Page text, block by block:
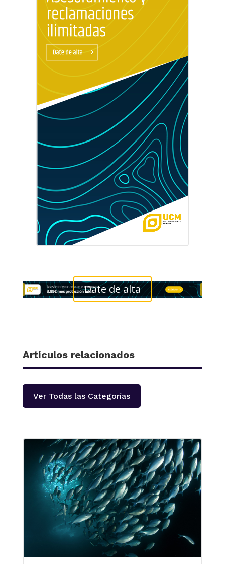
Date de alta
Artículos relacionados
Ver Todas las Categorías